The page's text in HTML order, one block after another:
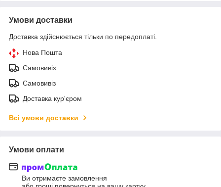
Умови доставки
Доставка здійснюється тільки по передоплаті.
Нова Пошта
Самовивіз
Самовивіз
Доставка кур'єром
Всі умови доставки
Умови оплати
Ви отримаєте замовлення